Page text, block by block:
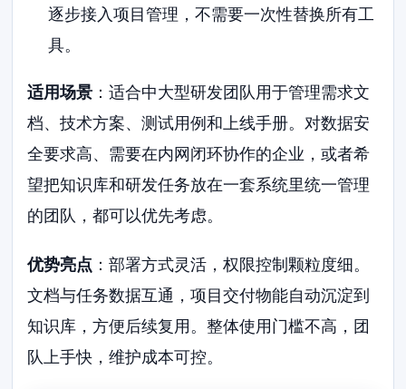
逐步接入项目管理，不需要一次性替换所有工
具。
适用场景 ：适合中大型研发团队用于管理需求文
档、技术方案、测试用例和上线手册。对数据安
全要求高、需要在内网闭环协作的企业，或者希
望把知识库和研发任务放在一套系统里统一管理
的团队，都可以优先考虑。
优势亮点 ：部署方式灵活，权限控制颗粒度细。
文档与任务数据互通，项目交付物能自动沉淀到
知识库，方便后续复用。整体使用门槛不高，团
队上手快，维护成本可控。